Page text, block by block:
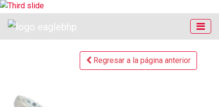
Regresar a la página anterior